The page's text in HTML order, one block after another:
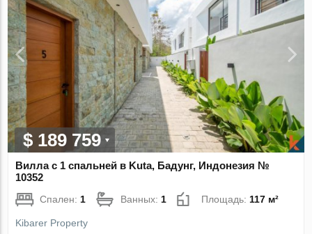
$ 189 759
Вилла с 1 спальней в Kuta, Бадунг, Индонезия №
10352
Спален: 1 Ванных: 1 Площадь: 117 м²
Kibarer Property